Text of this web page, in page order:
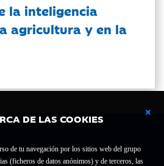
DE LAS COOKIES
de tu navegación por los sitios web del grupo
(ficheros de datos anónimos) y de terceros, las
la inteligencia
agricultura y en la